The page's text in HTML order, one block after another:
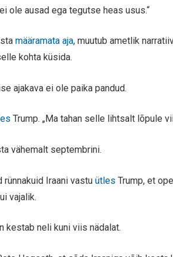
ole ausad ega tegutse heas usus.“
määramata aja, muutub ametlik
kohta küsida.
ajakava ei ole paika pandud.
Trump. „Ma tahan selle lihtsalt lõpule
vähemalt septembrini.
rünnakuid Iraani vastuütlesTrump, et
vajalik.
kestab neli kuni viis nädalat.